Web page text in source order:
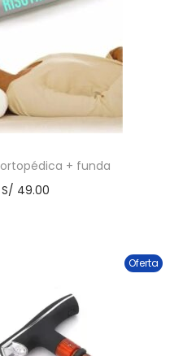
+ funda
S/ 49.00
Oferta